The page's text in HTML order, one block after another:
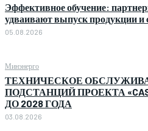
Эффективное обучение:
удваивают выпуск продукции и
05.08.2026
Минэнерго
ТЕХНИЧЕСКОЕ
ПОДСТАНЦИЙ ПРОЕКТА
ДО 2028 ГОДА
03.08.2026